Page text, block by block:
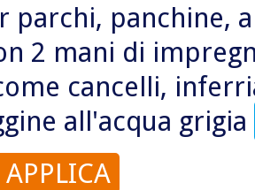
parchi, panchine,
2 mani di
cancelli,
all'acqua grigia